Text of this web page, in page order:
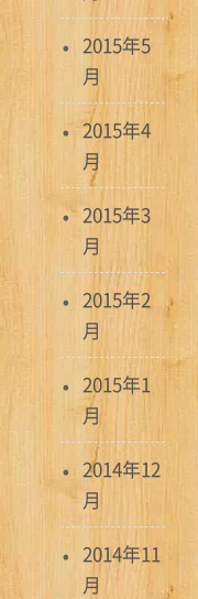
2015年5
月
2015年4
月
2015年3
月
2015年2
月
2015年1
月
2014年12
月
2014年11
月